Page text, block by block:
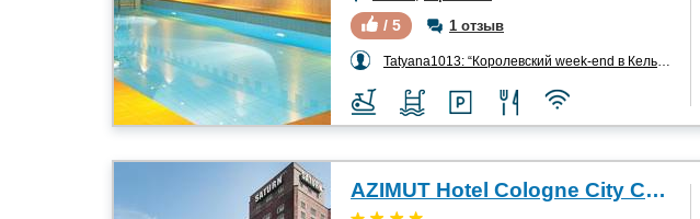
/ 5 1 отзыв
Tatyana1013: “Королевский week-end в Кельне”
AZIMUT Hotel Cologne City Center 4*